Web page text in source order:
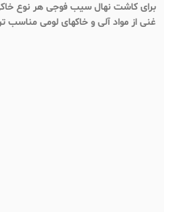
برای کاشت نهال سیب فوجی هر نوع
غنی از مواد آلی و خاکهای لومی مناسب